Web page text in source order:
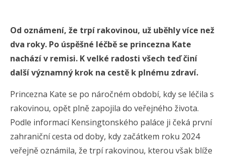
Od oznámení, že trpí rakovinou, už uběhly více než
dva roky. Po úspěšné léčbě se princezna Kate
nachází v remisi. K velké radosti všech teď činí
další významný krok na cestě k plnému zdraví.
Princezna Kate se po náročném období, kdy se léčila s
rakovinou, opět plně zapojila do veřejného života.
Podle informací Kensingtonského paláce ji čeká první
zahraniční cesta od doby, kdy začátkem roku 2024
veřejně oznámila, že trpí rakovinou, kterou však blíže